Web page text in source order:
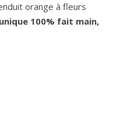
orange à fleurs
100% fait main,
coton enduit orange à